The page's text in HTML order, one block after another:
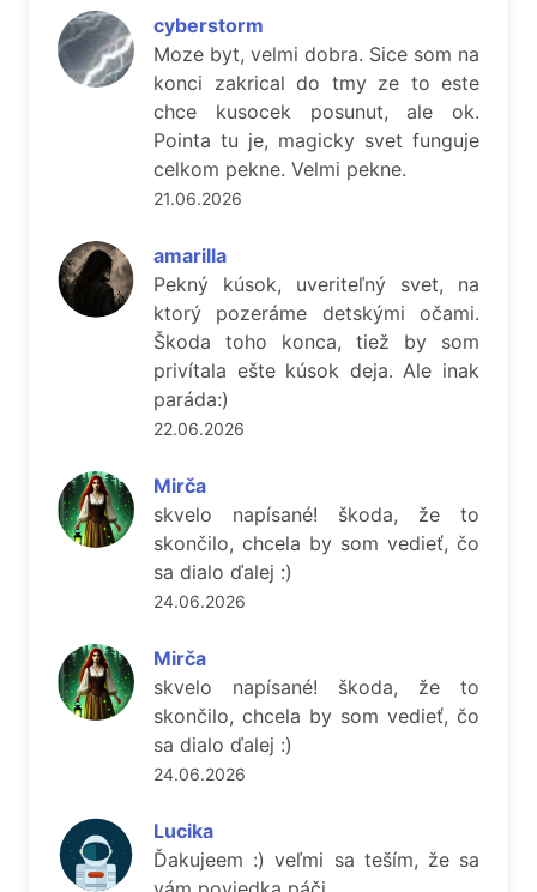
cyberstorm
Moze byt, velmi dobra. Sice som na
konci zakrical do tmy ze to este
chce kusocek posunut, ale ok.
Pointa tu je, magicky svet funguje
celkom pekne. Velmi pekne.
21.06.2026
amarilla
Pekný kúsok, uveriteľný svet, na
ktorý pozeráme detskými očami.
Škoda toho konca, tiež by som
privítala ešte kúsok deja. Ale inak
paráda:)
22.06.2026
Mirča
skvelo napísané! škoda, že to
skončilo, chcela by som vedieť, čo
sa dialo ďalej :)
24.06.2026
Mirča
skvelo napísané! škoda, že to
skončilo, chcela by som vedieť, čo
sa dialo ďalej :)
24.06.2026
Lucika
Ďakujeem :) veľmi sa teším, že sa